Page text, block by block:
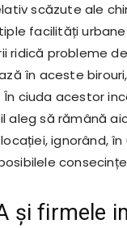
scăzute ale
facilități
ridică probleme
în aceste
ciuda acestor
aleg să rămână
ignorând,
și firmele